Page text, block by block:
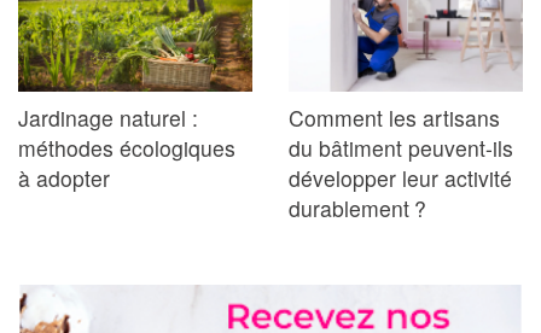
Jardinage naturel :
méthodes écologiques
à adopter
Comment les artisans
du bâtiment peuvent-ils
développer leur activité
durablement ?